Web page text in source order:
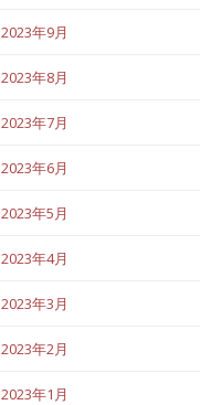
2023年9月
2023年8月
2023年7月
2023年6月
2023年5月
2023年4月
2023年3月
2023年2月
2023年1月